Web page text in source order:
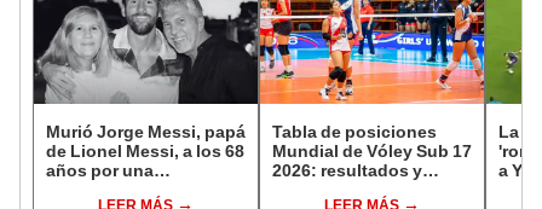
Murió Jorge Messi, papá
de Lionel Messi, a los 68
años por una
LEER MÁS
Tabla de posiciones
Mundial de Vóley Sub 17
2026: resultados y
LEER MÁS
La
a